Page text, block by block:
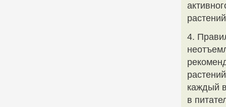
4.
каждый
в